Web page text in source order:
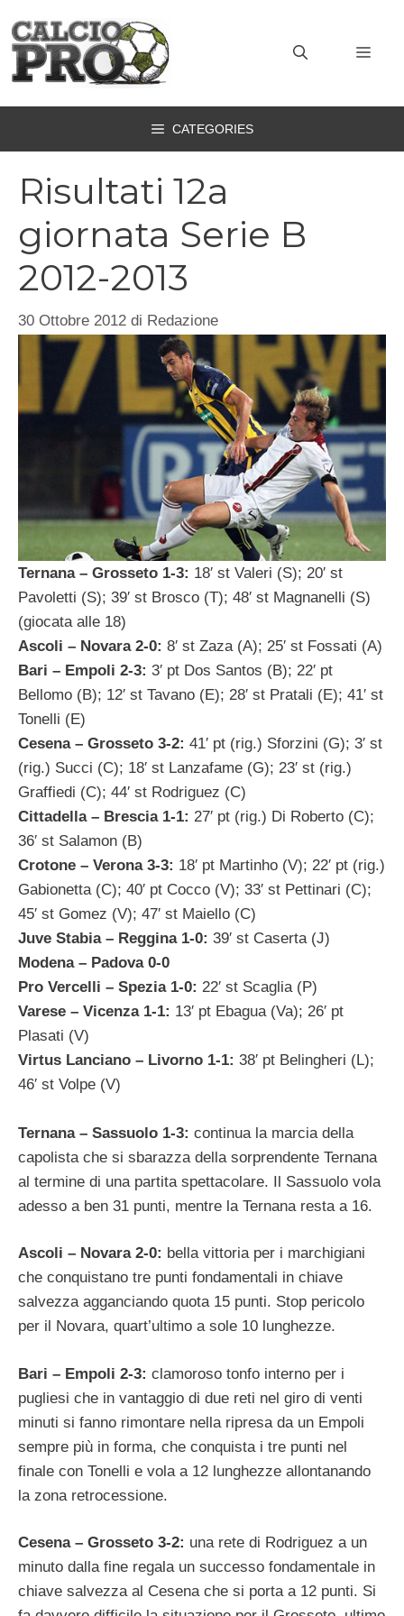
contenuto
CATEGORIES
Risultati 12a
giornata Serie B
2012-2013
30 Ottobre 2012 di Redazione
Ternana – Grosseto 1-3: 18′ st Valeri (S); 20′ st
Pavoletti (S); 39′ st Brosco (T); 48′ st Magnanelli (S)
(giocata alle 18)
Ascoli – Novara 2-0: 8′ st Zaza (A); 25′ st Fossati (A)
Bari – Empoli 2-3: 3′ pt Dos Santos (B); 22′ pt
Bellomo (B); 12′ st Tavano (E); 28′ st Pratali (E); 41′ st
Tonelli (E)
Cesena – Grosseto 3-2: 41′ pt (rig.) Sforzini (G); 3′ st
(rig.) Succi (C); 18′ st Lanzafame (G); 23′ st (rig.)
Graffiedi (C); 44′ st Rodriguez (C)
Cittadella – Brescia 1-1: 27′ pt (rig.) Di Roberto (C);
36′ st Salamon (B)
Crotone – Verona 3-3: 18′ pt Martinho (V); 22′ pt (rig.)
Gabionetta (C); 40′ pt Cocco (V); 33′ st Pettinari (C);
45′ st Gomez (V); 47′ st Maiello (C)
Juve Stabia – Reggina 1-0: 39′ st Caserta (J)
Modena – Padova 0-0
Pro Vercelli – Spezia 1-0: 22′ st Scaglia (P)
Varese – Vicenza 1-1: 13′ pt Ebagua (Va); 26′ pt
Plasati (V)
Virtus Lanciano – Livorno 1-1: 38′ pt Belingheri (L);
46′ st Volpe (V)
Ternana – Sassuolo 1-3: continua la marcia della
capolista che si sbarazza della sorprendente Ternana
al termine di una partita spettacolare. Il Sassuolo vola
adesso a ben 31 punti, mentre la Ternana resta a 16.
Ascoli – Novara 2-0: bella vittoria per i marchigiani
che conquistano tre punti fondamentali in chiave
salvezza agganciando quota 15 punti. Stop pericolo
per il Novara, quart’ultimo a sole 10 lunghezze.
Bari – Empoli 2-3: clamoroso tonfo interno per i
pugliesi che in vantaggio di due reti nel giro di venti
minuti si fanno rimontare nella ripresa da un Empoli
sempre più in forma, che conquista i tre punti nel
finale con Tonelli e vola a 12 lunghezze allontanando
la zona retrocessione.
Cesena – Grosseto 3-2: una rete di Rodriguez a un
minuto dalla fine regala un successo fondamentale in
chiave salvezza al Cesena che si porta a 12 punti. Si